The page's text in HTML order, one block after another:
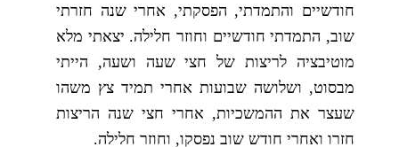
חודשיים והתמדתי, הפסקתי, אחרי שנה חזרתי
שוב, התמדתי חודשיים וחוזר חלילה. יצאתי מלא
מוטיבציה לריצות של חצי שעה ושעה, הייתי
מבסוט, ושלושה שבועות אחרי תמיד צץ משהו
שעצר את ההמשכיות, אחרי חצי שנה הריצות
חזרו ואחרי חודש שוב נפסקו, וחוזר חלילה.